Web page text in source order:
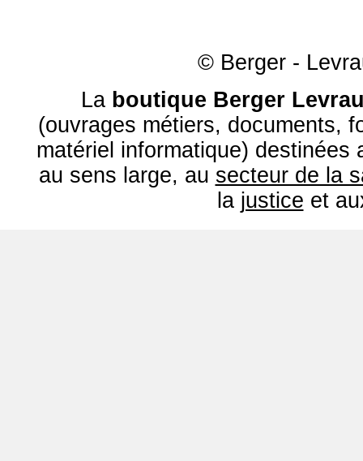
© Berger -
La boutique Berger
(ouvrages métiers, documents,
matériel informatique) destinées
au sens large, au secteur de la
la justice et